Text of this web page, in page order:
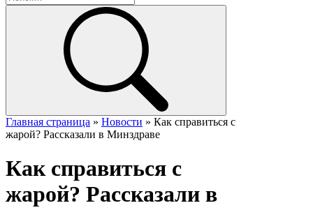
Главная страница » Новости » Как справиться с
жарой? Рассказали в Минздраве
Как справиться с
жарой? Рассказали в